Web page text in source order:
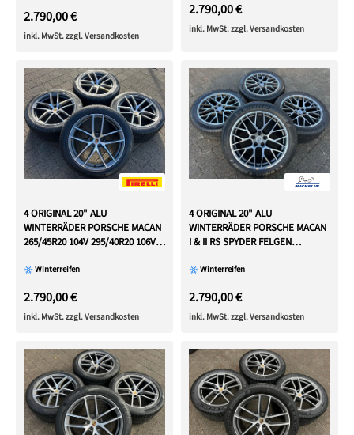
2.790,00 €
inkl. MwSt. zzgl. Versandkosten
2.790,00 €
inkl. MwSt. zzgl. Versandkosten
4 ORIGINAL 20" ALU
WINTERRÄDER PORSCHE MACAN
265/45R20 104V 295/40R20 106V
Winterreifen
2.790,00 €
inkl. MwSt. zzgl. Versandkosten
4 ORIGINAL 20" ALU
WINTERRÄDER PORSCHE MACAN
I & II RS SPYDER FELGEN
Winterreifen
2.790,00 €
inkl. MwSt. zzgl. Versandkosten